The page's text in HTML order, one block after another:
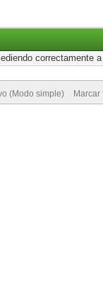
correctamente
(Modo simple)